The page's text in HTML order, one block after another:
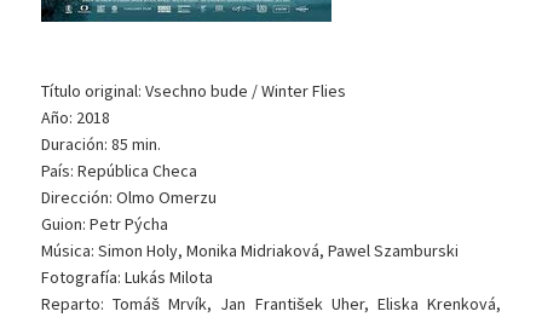
Título original: Vsechno bude / Winter Flies
Año: 2018
Duración: 85 min.
País: República Checa
Dirección: Olmo Omerzu
Guion: Petr Pýcha
Música: Simon Holy, Monika Midriaková, Pawel Szamburski
Fotografía: Lukás Milota
Reparto: Tomáš Mrvík, Jan František Uher, Eliska Krenková,